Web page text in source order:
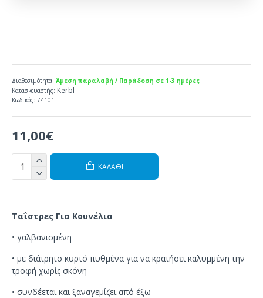
11,00€
Διαθεσιμότητα: Άμεση παραλαβή / Παράδοση σε 1-3 ημέρες
Κατασκευαστής: Kerbl
Κωδικός: 74101
ΚΑΛΆΘΙ
Ταΐστρες Για Κουνέλια
• γαλβανισμένη
• με διάτρητο κυρτό πυθμένα για να κρατήσει καλυμμένη την
τροφή χωρίς σκόνη
• συνδέεται και ξαναγεμίζει από έξω